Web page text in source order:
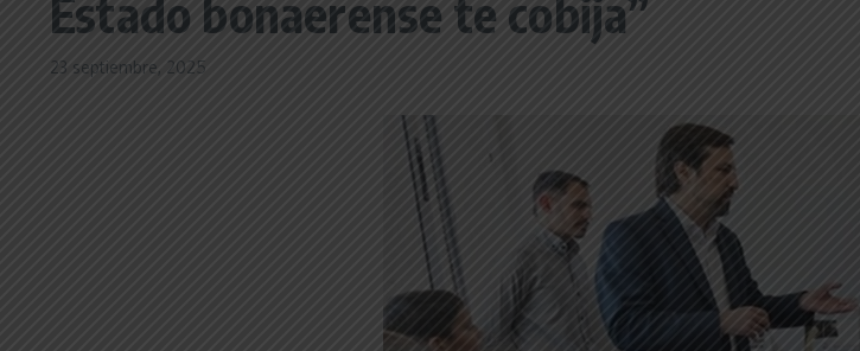
Estado bonaerense te cobija”
23 septiembre, 2025